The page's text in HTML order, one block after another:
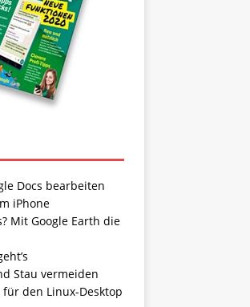
Docs bearbeiten
iPhone
Mit Google Earth die
Stau vermeiden
den Linux-Desktop